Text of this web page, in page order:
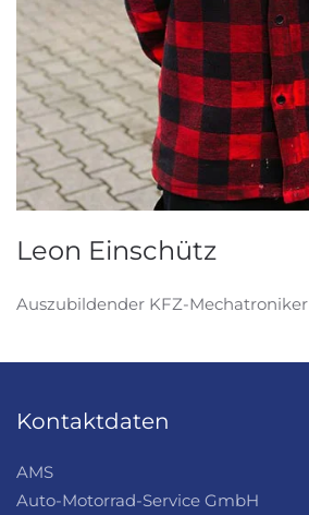
Leon Einschütz
Auszubildender KFZ-Mechatroniker
Kontaktdaten
AMS
Auto-Motorrad-Service GmbH